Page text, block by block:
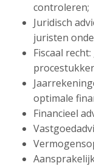
controleren;
Juridisch
juristen
Fiscaal
optimale
Financieel